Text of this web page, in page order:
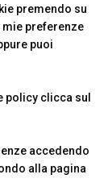
premendo su
mie preferenze
puoi
clicca sul
accedendo
alla pagina